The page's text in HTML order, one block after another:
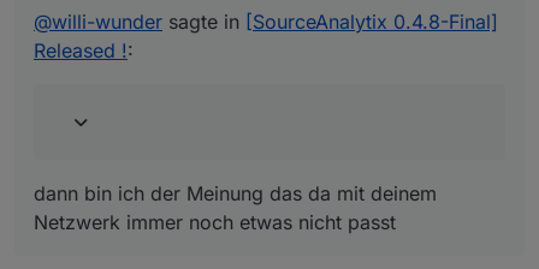
(Dutchman) Calculation for all states
(Dutchman) change default log-level to info
for "currentYear"
(Dutchman & ToTXR4Y) implement
(Dutchman) Bugfix : delete states in create
states
(Dutchman) Bugfix : Avoid NULL & 0 values at
night reset
@willi-wunder sagte in [SourceAnalytix 0.4.8-Final]
Released !:
dann bin ich der Meinung das da mit deinem
Netzwerk immer noch etwas nicht passt